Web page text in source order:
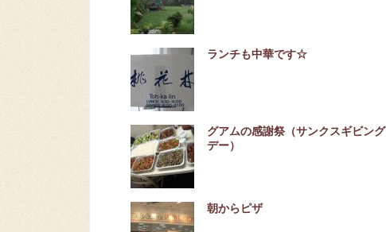
ランチも中華です☆
グアムの感謝祭（サンクスギビング
デー）
朝からピザ